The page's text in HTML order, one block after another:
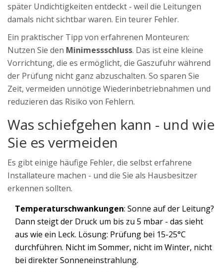
später Undichtigkeiten entdeckt - weil die Leitungen
damals nicht sichtbar waren. Ein teurer Fehler.
Ein praktischer Tipp von erfahrenen Monteuren:
Nutzen Sie den Minimessschluss. Das ist eine kleine
Vorrichtung, die es ermöglicht, die Gaszufuhr während
der Prüfung nicht ganz abzuschalten. So sparen Sie
Zeit, vermeiden unnötige Wiederinbetriebnahmen und
reduzieren das Risiko von Fehlern.
Was schiefgehen kann - und wie
Sie es vermeiden
Es gibt einige häufige Fehler, die selbst erfahrene
Installateure machen - und die Sie als Hausbesitzer
erkennen sollten.
Temperaturschwankungen: Sonne auf der Leitung?
Dann steigt der Druck um bis zu 5 mbar - das sieht
aus wie ein Leck. Lösung: Prüfung bei 15-25°C
durchführen. Nicht im Sommer, nicht im Winter, nicht
bei direkter Sonneneinstrahlung.